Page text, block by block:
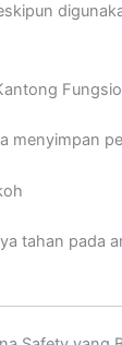
menyimpan
tahan pada